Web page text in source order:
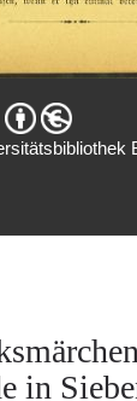
in